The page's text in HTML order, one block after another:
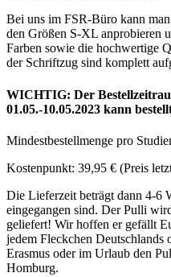
Bei uns im FSR-Büro kann
den Größen S-XL anprobieren
Farben sowie die hochwertige
der Schriftzug sind komplett
WICHTIG: Der
01.05.-10.05.2023 kann
Mindestbestellmenge pro
Kostenpunkt: 39,95 € (Preis
Die Lieferzeit beträgt dann 4-6
eingegangen sind. Der Pulli
geliefert! Wir hoffen er gefällt
jedem Fleckchen Deutschlands
Erasmus oder im Urlaub den
Homburg.